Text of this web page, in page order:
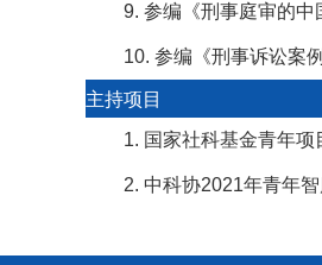
9. 参编《刑事庭审的中
10. 参编《刑事诉讼案
主持项目
1. 国家社科基金青年项
2. 中科协2021年青年